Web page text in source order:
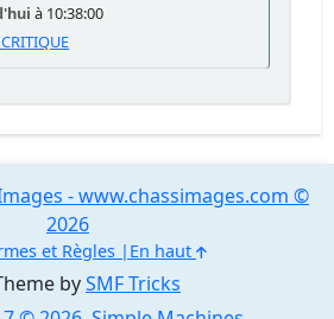
à 10:38:00
bySMF Tricks
- www.chassimages.com ©
2026
et Règles En haut